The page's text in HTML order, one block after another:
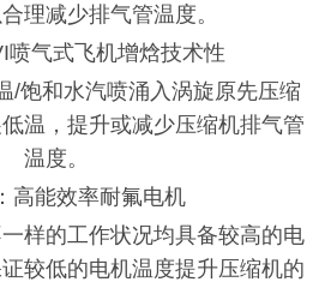
理减少排气管温度。
喷气式飞机增焓技术性
/饱和水汽喷涌入涡旋原先压缩
温，提升或减少压缩机排气管
温度。
高能效率耐氟电机
样的工作状况均具备较高的电
较低的电机温度提升压缩机的